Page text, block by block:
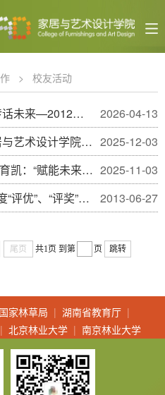
> 校友活动
2026-04-13
校座谈会暨参观活动顺利举行
2025-12-03
学院举行校友座谈会
2025-11-03
生涯规划讲座暨企业专场招聘会
2013-06-27
、“评奖”评定结果
尾页 共1页 到第 页 跳转
国家林草局 | 湖南省教育厅 |
| 北京林业大学 | 南京林业大学